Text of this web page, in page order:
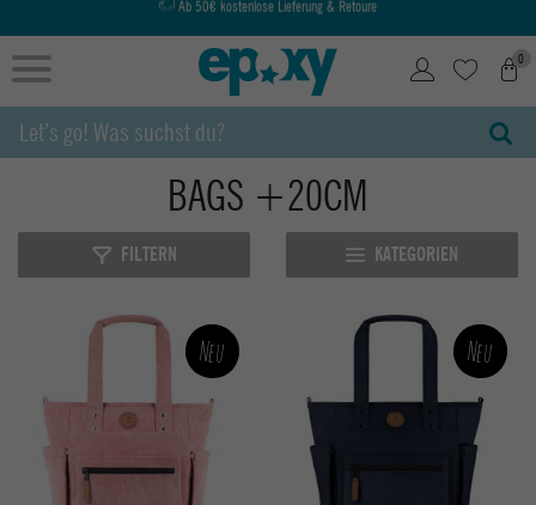
Ab 50€ kostenlose Lieferung & Retoure
0
BAGS +20CM
FILTERN KATEGORIEN
Neu Neu